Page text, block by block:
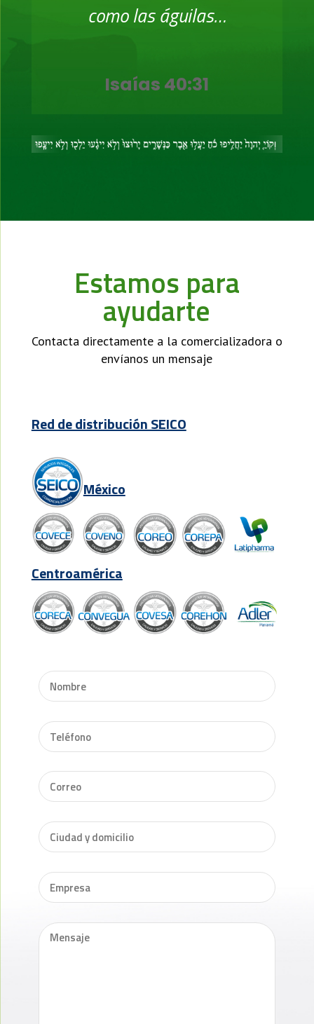
como las águilas…
Isaías 40:31
Estamos para
ayudarte
Contacta directamente a la comercializadora o
envíanos un mensaje
Red de distribución SEICO
México
Centroamérica